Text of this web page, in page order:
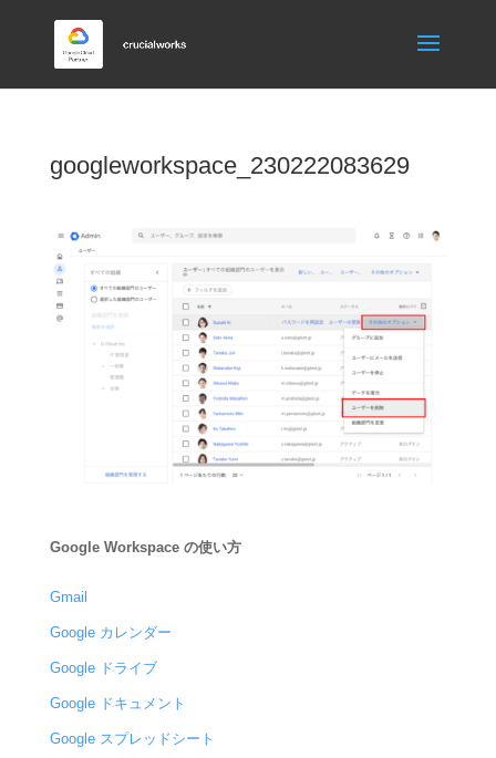
googleworkspace_230222083629
Google Workspace の使い方
Gmail
Google カレンダー
Google ドライブ
Google ドキュメント
Google スプレッドシート